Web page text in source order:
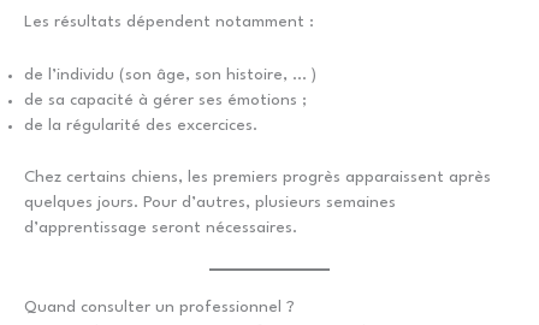
Les résultats dépendent notamment :
de l’individu (son âge, son histoire, … )
de sa capacité à gérer ses émotions ;
de la régularité des excercices.
Chez certains chiens, les premiers progrès apparaissent après
quelques jours. Pour d’autres, plusieurs semaines
d’apprentissage seront nécessaires.
Quand consulter un professionnel ?